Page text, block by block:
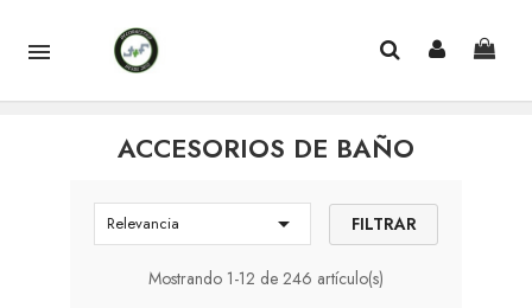

ACCESORIOS DE BAÑO
Relevancia  FILTRAR
Mostrando 1-12 de 246 artículo(s)